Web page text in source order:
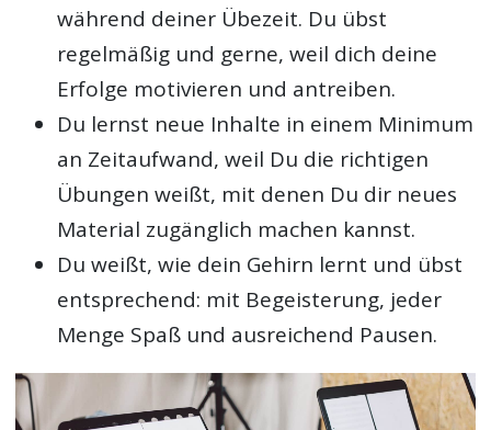
während deiner Übezeit. Du übst
regelmäßig und gerne, weil dich deine
Erfolge motivieren und antreiben.
Du lernst neue Inhalte in einem Minimum
an Zeitaufwand, weil Du die richtigen
Übungen weißt, mit denen Du dir neues
Material zugänglich machen kannst.
Du weißt, wie dein Gehirn lernt und übst
entsprechend: mit Begeisterung, jeder
Menge Spaß und ausreichend Pausen.